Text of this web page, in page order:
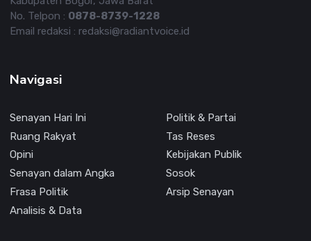
No. Telpon : 0878-8739-1228
Email redaksi : redaksi@radiantvoice.id
Navigasi
Senayan Hari Ini
Politik & Partai
Ruang Rakyat
Tas Reses
Opini
Kebijakan Publik
Senayan dalam Angka
Sosok
Frasa Politik
Arsip Senayan
Analisis & Data